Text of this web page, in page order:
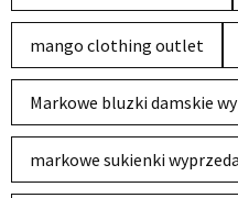
mango clothing outlet
Markowe bluzki damskie
markowe sukienki